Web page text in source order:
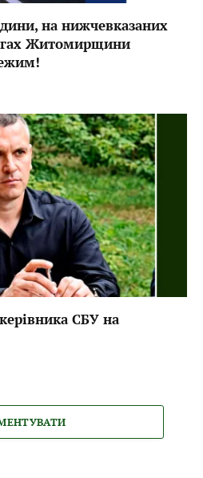
на нижчевказаних
Житомирщини
СБУ на